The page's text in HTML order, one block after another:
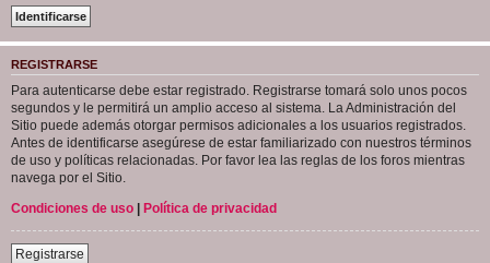
REGISTRARSE
Para autenticarse debe estar registrado. Registrarse tomará solo unos pocos
segundos y le permitirá un amplio acceso al sistema. La Administración del
Sitio puede además otorgar permisos adicionales a los usuarios registrados.
Antes de identificarse asegúrese de estar familiarizado con nuestros términos
de uso y políticas relacionadas. Por favor lea las reglas de los foros mientras
navega por el Sitio.
Condiciones de uso | Política de privacidad
Registrarse